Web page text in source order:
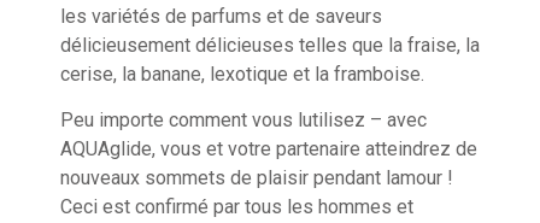
les variétés de parfums et de saveurs
délicieusement délicieuses telles que la fraise, la
cerise, la banane, lexotique et la framboise.
Peu importe comment vous lutilisez – avec
AQUAglide, vous et votre partenaire atteindrez de
nouveaux sommets de plaisir pendant lamour !
Ceci est confirmé par tous les hommes et